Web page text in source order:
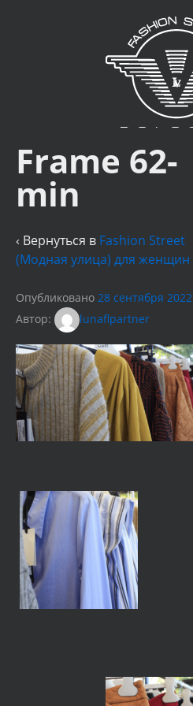
Frame 62-
min
‹ Вернуться в Fashion Street
(Модная улица) для женщин
Опубликовано 28 сентября 2022
Автор:
lunaflpartner